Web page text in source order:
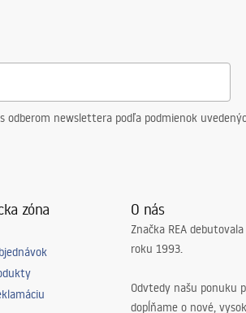
priestoroch. Výber kabíny v týchto rozmeroch
elegantný. Záleží vám na minimalistickej
s estetikou štýlu glamour, no stále do nej zapadajú.
Navyše, na prvkoch v prevedení kartáčovaného
odberom newslettera podľa podmienok
zóna O nás
Značka REA
roku 1993.
Odvtedy našu ponuku
dopĺňame o nové,